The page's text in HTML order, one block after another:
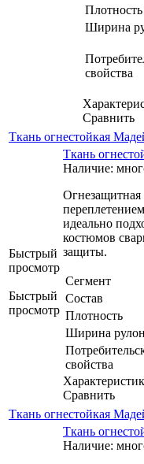
Плотность
Ширина
свойства
Сравнить
Ткань огнестойкая
Быстрый
просмотр
Быстрый
просмотр
Ткань
Наличие:
Огнезащитная
идеально
костюмов
защиты.
Сегмент
Состав
Плотность
Ширина
свойства
Сравнить
Ткань огнестойкая
Ткань
Наличие: